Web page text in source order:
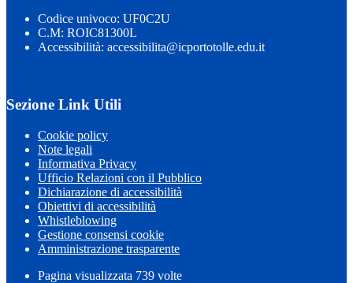
Codice univoco: UF0C2U
C.M: ROIC81300L
Accessibilità: accessibilita@icportotolle.edu.it
Sezione Link Utili
Cookie policy
Note legali
Informativa Privacy
Ufficio Relazioni con il Pubblico
Dichiarazione di accessibilità
Obiettivi di accessibilità
Whistleblowing
Gestione consensi cookie
Amministrazione trasparente
Pagina visualizzata 739 volte